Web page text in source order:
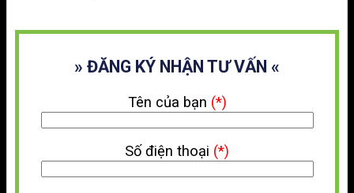
» ĐĂNG KÝ NHẬN TƯ VẤN «
Tên của bạn (*)
Số điện thoại (*)